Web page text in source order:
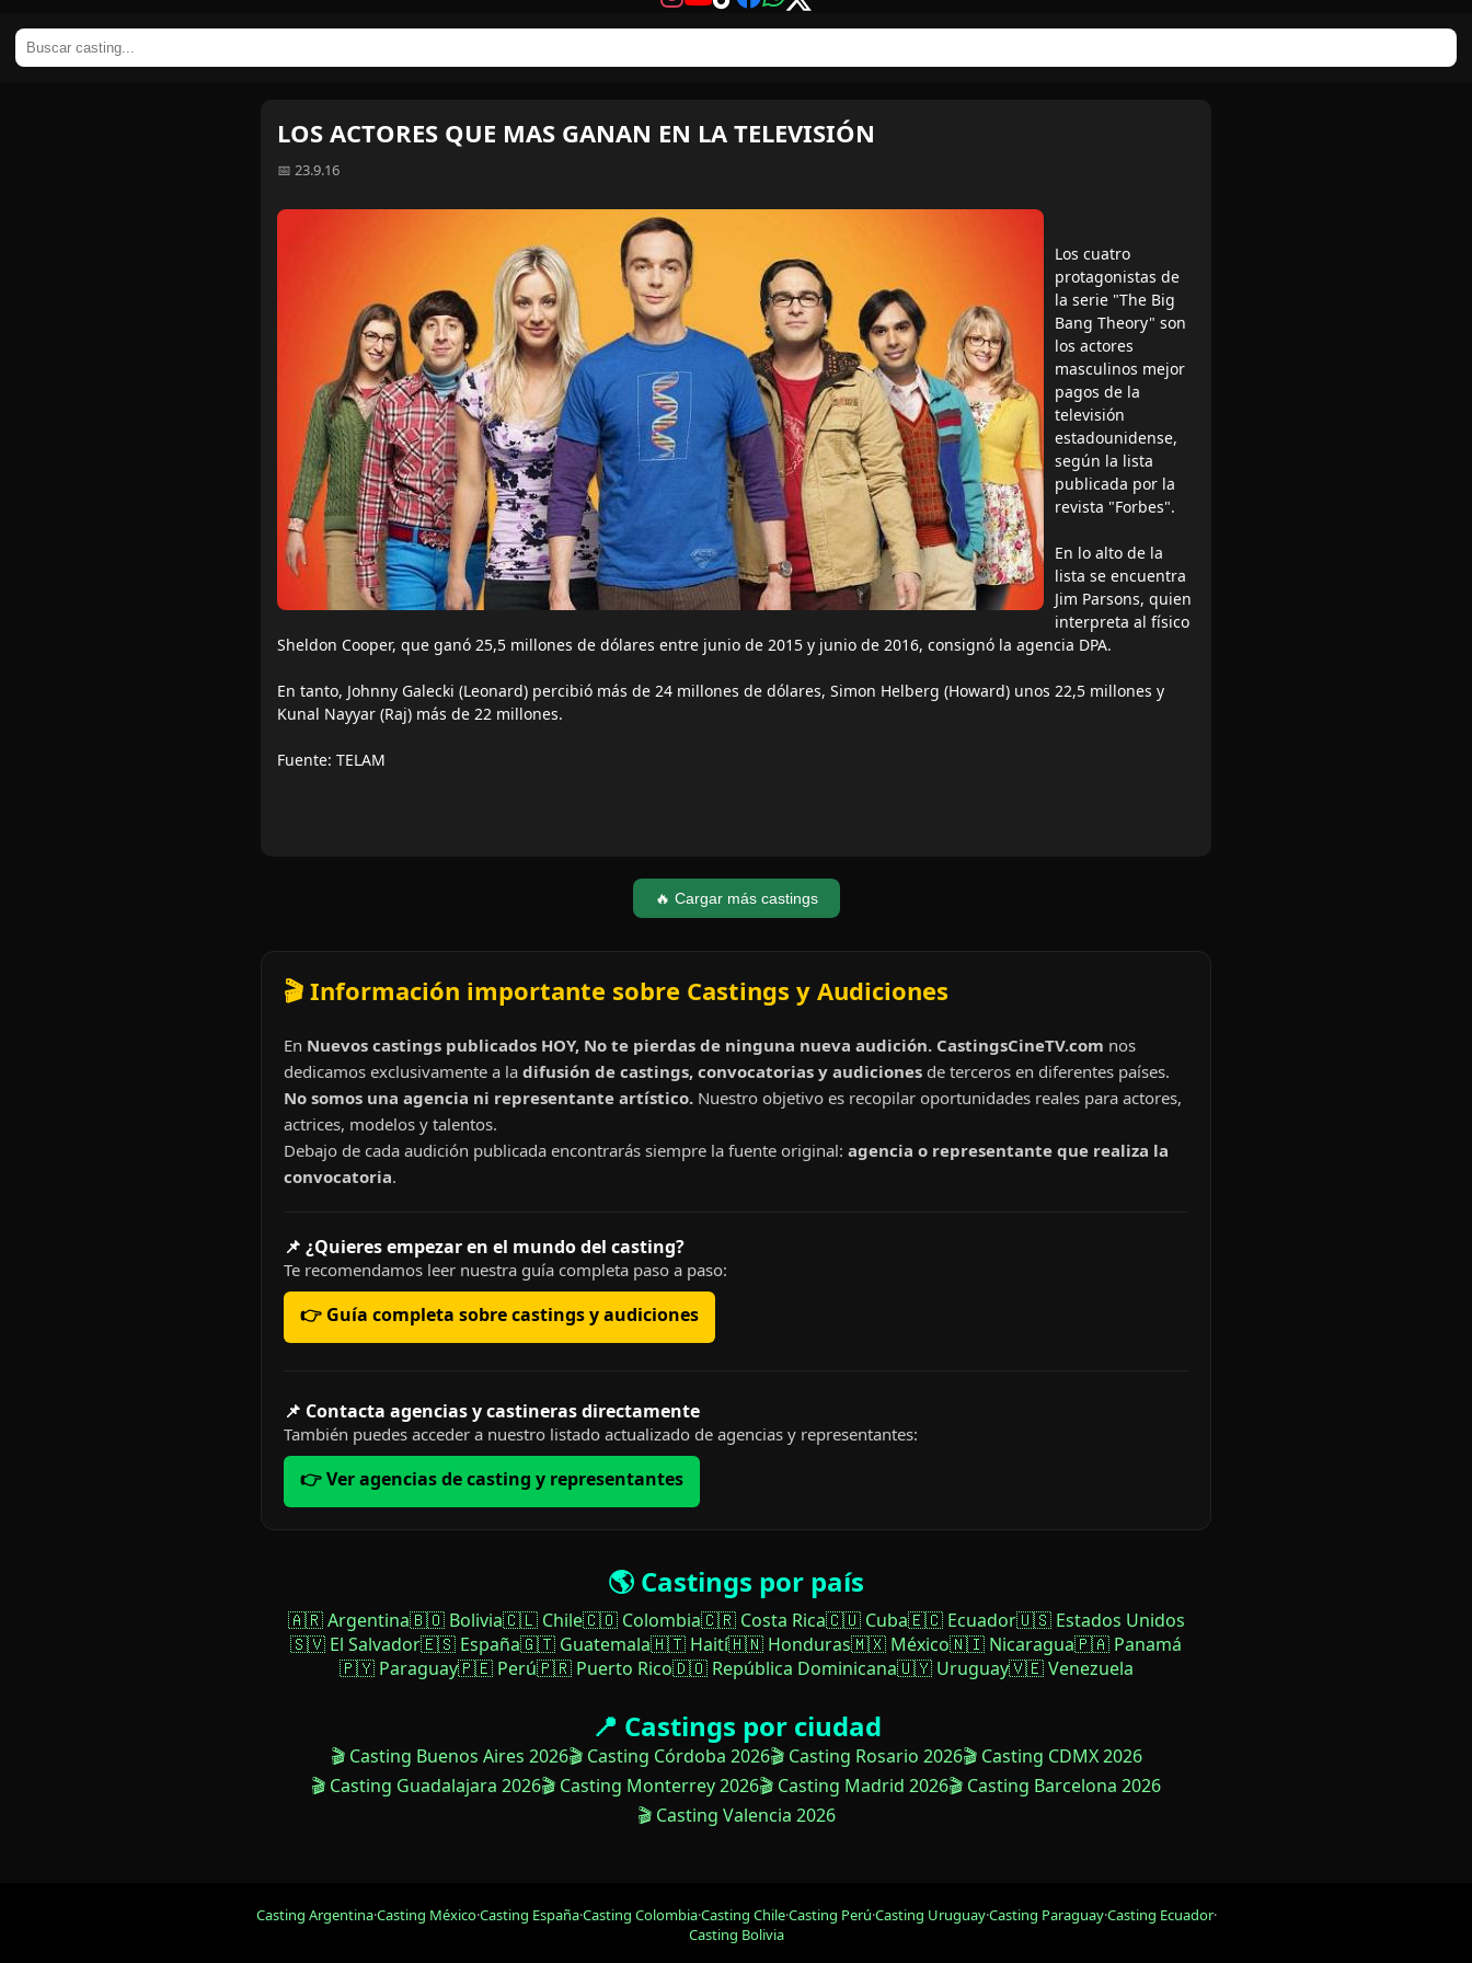
LOS ACTORES QUE MAS GANAN EN LA TELEVISIÓN
📅 23.9.16
Los cuatro
protagonistas de
la serie "The Big
Bang Theory" son
los actores
masculinos mejor
pagos de la
televisión
estadounidense,
según la lista
publicada por la
revista "Forbes".
En lo alto de la
lista se encuentra
Jim Parsons, quien
interpreta al físico
Sheldon Cooper, que ganó 25,5 millones de dólares entre junio de 2015 y junio de 2016, consignó la agencia DPA.
En tanto, Johnny Galecki (Leonard) percibió más de 24 millones de dólares, Simon Helberg (Howard) unos 22,5 millones y
Kunal Nayyar (Raj) más de 22 millones.
Fuente: TELAM
🔥 Cargar más castings
🎬 Información importante sobre Castings y Audiciones
En Nuevos castings publicados HOY, No te pierdas de ninguna nueva audición. CastingsCineTV.com nos
dedicamos exclusivamente a la difusión de castings, convocatorias y audiciones de terceros en diferentes países.
No somos una agencia ni representante artístico. Nuestro objetivo es recopilar oportunidades reales para actores,
actrices, modelos y talentos.
Debajo de cada audición publicada encontrarás siempre la fuente original: agencia o representante que realiza la
convocatoria.
📌 ¿Quieres empezar en el mundo del casting?
Te recomendamos leer nuestra guía completa paso a paso:
👉 Guía completa sobre castings y audiciones
📌 Contacta agencias y castineras directamente
También puedes acceder a nuestro listado actualizado de agencias y representantes:
👉 Ver agencias de casting y representantes
🌎 Castings por país
🇦🇷 Argentina🇧🇴 Bolivia🇨🇱 Chile🇨🇴 Colombia🇨🇷 Costa Rica🇨🇺 Cuba🇪🇨 Ecuador🇺🇸 Estados Unidos
🇸🇻 El Salvador🇪🇸 España🇬🇹 Guatemala🇭🇹 Haití🇭🇳 Honduras🇲🇽 México🇳🇮 Nicaragua🇵🇦 Panamá
🇵🇾 Paraguay🇵🇪 Perú🇵🇷 Puerto Rico🇩🇴 República Dominicana🇺🇾 Uruguay🇻🇪 Venezuela
📍 Castings por ciudad
🎬 Casting Buenos Aires 2026🎬 Casting Córdoba 2026🎬 Casting Rosario 2026🎬 Casting CDMX 2026
🎬 Casting Guadalajara 2026🎬 Casting Monterrey 2026🎬 Casting Madrid 2026🎬 Casting Barcelona 2026
🎬 Casting Valencia 2026
Casting Argentina·Casting México·Casting España·Casting Colombia·Casting Chile·Casting Perú·Casting Uruguay·Casting Paraguay·Casting Ecuador·
Casting Bolivia